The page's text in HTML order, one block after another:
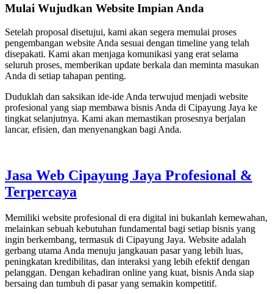
Mulai Wujudkan Website Impian Anda
Setelah proposal disetujui, kami akan segera memulai proses
pengembangan website Anda sesuai dengan timeline yang telah
disepakati. Kami akan menjaga komunikasi yang erat selama
seluruh proses, memberikan update berkala dan meminta masukan
Anda di setiap tahapan penting.
Duduklah dan saksikan ide-ide Anda terwujud menjadi website
profesional yang siap membawa bisnis Anda di Cipayung Jaya ke
tingkat selanjutnya. Kami akan memastikan prosesnya berjalan
lancar, efisien, dan menyenangkan bagi Anda.
Jasa Web Cipayung Jaya Profesional &
Terpercaya
Memiliki website profesional di era digital ini bukanlah kemewahan,
melainkan sebuah kebutuhan fundamental bagi setiap bisnis yang
ingin berkembang, termasuk di Cipayung Jaya. Website adalah
gerbang utama Anda menuju jangkauan pasar yang lebih luas,
peningkatan kredibilitas, dan interaksi yang lebih efektif dengan
pelanggan. Dengan kehadiran online yang kuat, bisnis Anda siap
bersaing dan tumbuh di pasar yang semakin kompetitif.